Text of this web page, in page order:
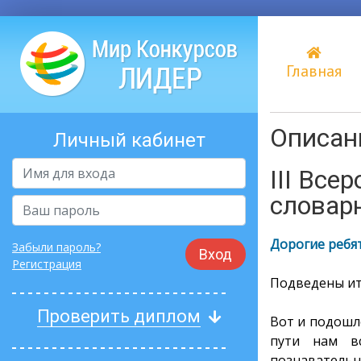
Главная
Личный кабинет
Вход
Забыли пароль?
Регистрация
Проверить диплом
III
Дорогие
Подведены
Вот и
пути нам